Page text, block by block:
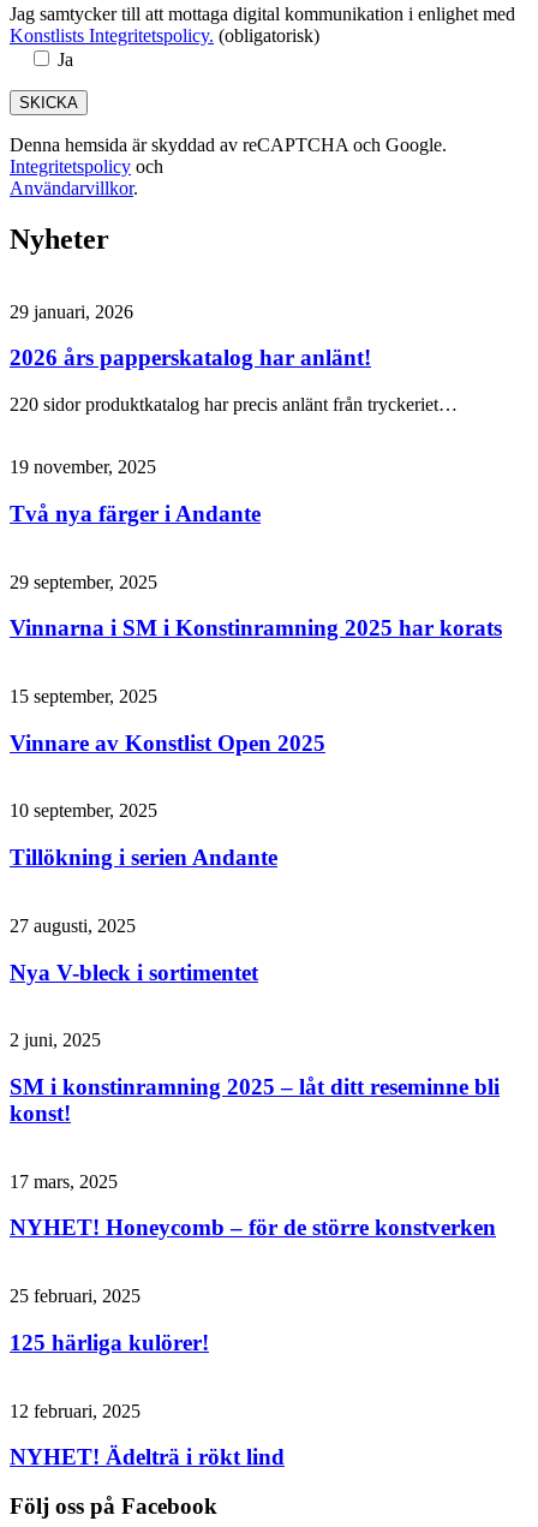
Jag samtycker till att mottaga digital kommunikation i enlighet med
Konstlists Integritetspolicy. (obligatorisk)
Ja
Denna hemsida är skyddad av reCAPTCHA och Google.
Integritetspolicy och
Användarvillkor.
Nyheter
29 januari, 2026
2026 års papperskatalog har anlänt!
220 sidor produktkatalog har precis anlänt från tryckeriet…
19 november, 2025
Två nya färger i Andante
29 september, 2025
Vinnarna i SM i Konstinramning 2025 har korats
15 september, 2025
Vinnare av Konstlist Open 2025
10 september, 2025
Tillökning i serien Andante
27 augusti, 2025
Nya V-bleck i sortimentet
2 juni, 2025
SM i konstinramning 2025 – låt ditt reseminne bli
konst!
17 mars, 2025
NYHET! Honeycomb – för de större konstverken
25 februari, 2025
125 härliga kulörer!
12 februari, 2025
NYHET! Ädelträ i rökt lind
Följ oss på Facebook